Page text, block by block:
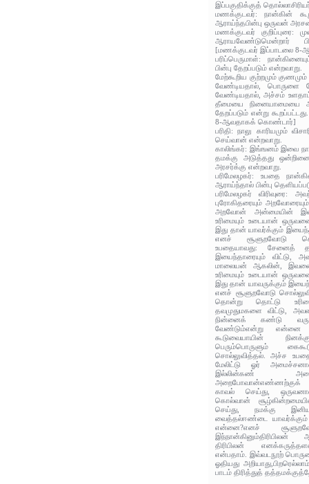
இப்பகுதிக்குத்
மணக்குடவர்: நான்கின்
ஆராய்ந்தபின்பு ஒருவன்
மணக்குடவர் குறிப்புரை:
ஆராயவேண்டுமென்றார்
[மணக்குடவர் இப்பாடலை
பரிப்பெருமாள்:
பின்பு தேறப்படும் என்றவாறு.
மேற்கூறிய குற்றமும்
வேண்டியதால், பொருளை
வேண்டியதால், அச்சம்
தீமையை நினையாமையை
தேறப்படும் என்று
8-ஆவதாகக் கொண்டார்]
பரிதி: நாலு காரியமும்
செய்வான் என்றவாறு.
காலிங்கர்: இங்ஙனம் இவை
தமக்கு அடுத்தது
அரசர்க்கு என்றவாறு.
பரிமேலழகர்: உபதை
ஆராய்ந்தால் பின்பு
பரிமேலழகர் விரிவுரை:
புரோகிதரையும்
அறவோன் அன்மையின்
உரிமையும் உடையான்
இது தான் யாவர்க்கும்
எனச் சூளுறவோடு
உபதையாவது: சேனைத்
இயைந்தாரையும் விட்டு,
மாலையன் ஆகலின்,
உரிமையும் உடையான்
இது தான் யாவருக்கும்
எனச் சூளுறவோடு
தொன்று தொட்டு
தவமுதுமகளை விட்டு,
நின்னைக் கண்டு
வேண்டும்என்று என்னை
கூடுவையாயின்
பெரும்பொருளும்
சொல்லுவித்தல். அச்ச
மேலிட்டு ஓர்
இல்லின்கண்
அறைபோவான்எண்ணற்குக்
காவல் செய்து,
கொல்வான்
செய்து, நமக்கு
வைத்தல்ஈண்டை யாவர்க்கும்
என்னை?எனச்
இந்நான்கினும்திரிபிலன்
திரிபிலன்
என்பதாம். இவ்வடநூற்
ஓதியது
பாடம் திரித்துத்